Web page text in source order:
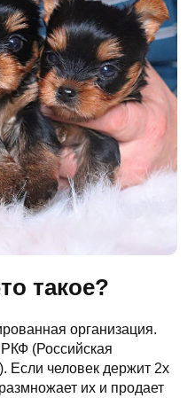
такое?
организация.
(Российская
Если человек держит 2х
их и продает